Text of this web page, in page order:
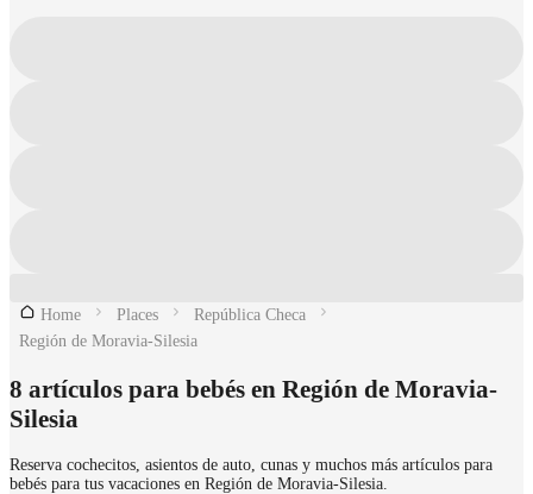
Home Places
República Checa
Región de Moravia-Silesia
8 artículos para bebés en Región de Moravia-
Silesia
Reserva cochecitos, asientos de auto, cunas y muchos más artículos para
bebés para tus vacaciones en Región de Moravia-Silesia.